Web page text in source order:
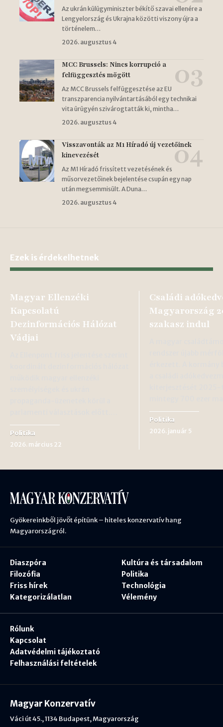
Az ukrán külügyminiszter békítő szavai ellenére a
Lengyelország és Ukrajna közötti viszony újra a
történelem…
2026. augusztus 4
MCC Brussels: Nincs korrupció a
felfüggesztés mögött
Az MCC Brussels felfüggesztése az EU
transzparencia nyilvántartásából egy technikai
vita ürügyén szivárogtatták ki, mintha…
2026. augusztus 4
Visszavonták az M1 Híradó új vezetőinek
kinevezését
Az M1 Híradó frissített vezetésének és
műsorvezetőinek bejelentése csupán egy nap
után megsemmisült. A Duna…
2026. augusztus 4
Ezek is érdekelhetnek
Magyar Ellenzéki
Kapcsolatú
Dezinformációs Hálózat
Vádjai
Politika
2026. március 22
Családi
Magyarország
szakasz indul
Politika
2026. január 5
Gyökereinkből jövőt építünk – hiteles konzervatív hang
Magyarországról.
Diaszpóra
Filozófia
Friss hírek
Kategorizálatlan
Kultúra és társadalom
Politika
Technológia
Vélemény
Rólunk
Kapcsolat
Adatvédelmi tájékoztató
Felhasználási feltételek
Magyar Konzervatív
Váci út 45., 1134 Budapest, Magyarország